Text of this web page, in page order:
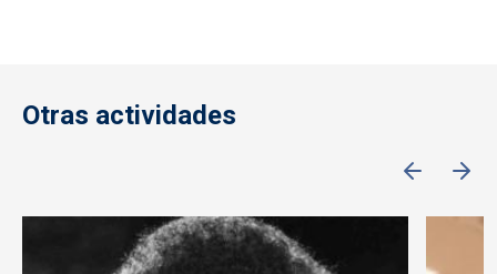
Otras actividades